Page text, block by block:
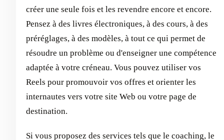
créer une seule fois et les revendre encore et encore.
Pensez à des livres électroniques, à des cours, à des
préréglages, à des modèles, à tout ce qui permet de
résoudre un problème ou d'enseigner une compétence
adaptée à votre créneau. Vous pouvez utiliser vos
Reels pour promouvoir vos offres et orienter les
internautes vers votre site Web ou votre page de
destination.
Si vous proposez des services tels que le coaching, le